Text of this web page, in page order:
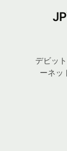
デビッ
ーネッ